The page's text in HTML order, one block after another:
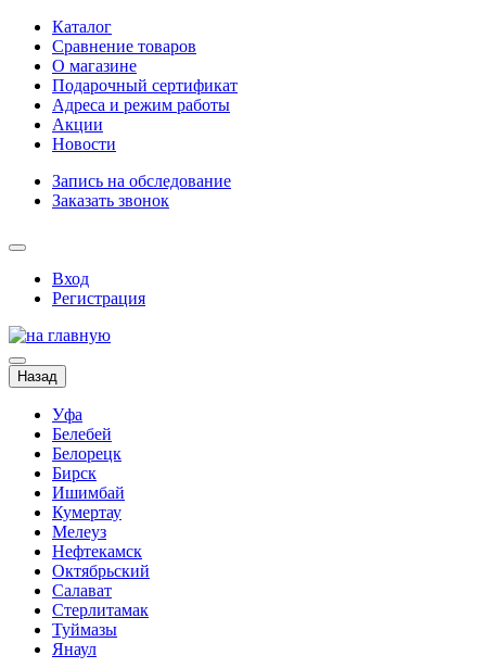
Каталог
Сравнение товаров
О магазине
Подарочный сертификат
Адреса и режим работы
Акции
Новости
Запись на обследование
Заказать звонок
Вход
Регистрация
Назад
Уфа
Белебей
Белорецк
Бирск
Ишимбай
Кумертау
Мелеуз
Нефтекамск
Октябрьский
Салават
Стерлитамак
Туймазы
Янаул